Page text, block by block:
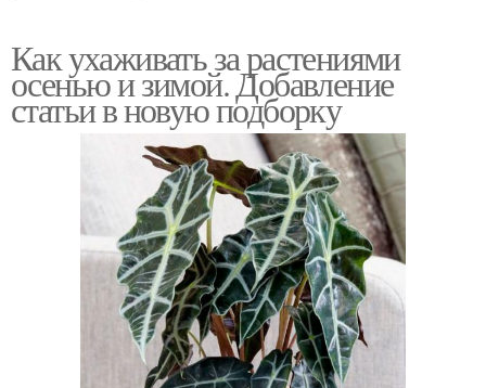
Как ухаживать за растениями
осенью и зимой. Добавление
статьи в новую подборку